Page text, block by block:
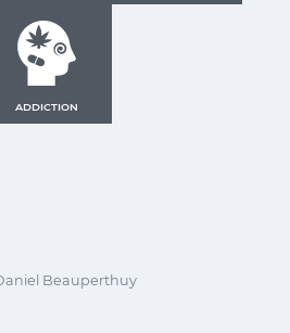
ADDICTION
Saint-Martin, Saint
Beauperthuy